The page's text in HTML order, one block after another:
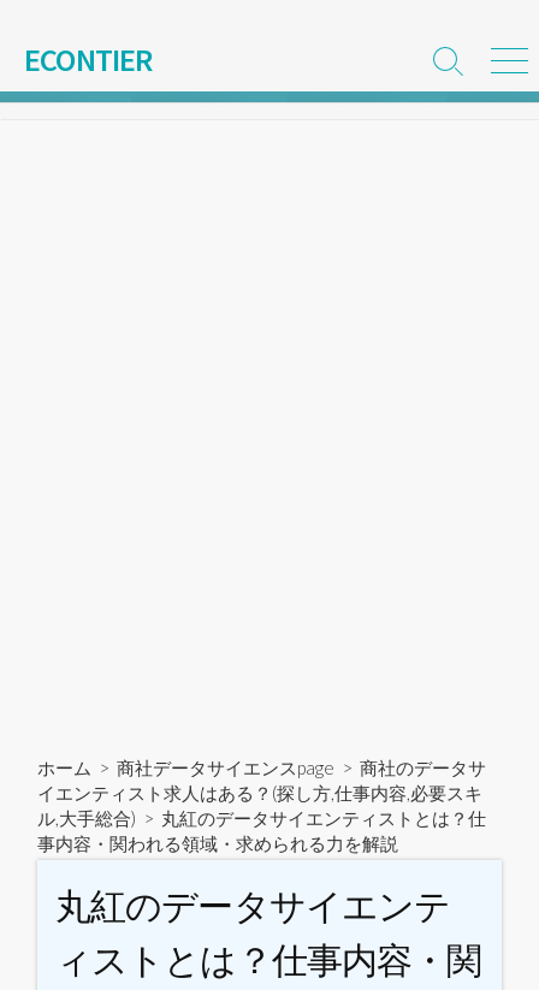
ン
ECONTIER
検
索
メ
ニ
ホーム > 商社データサイエンスpage > 商社のデータサ
イエンティスト求人はある？(探し方,仕事内容,必要スキ
ル,大手総合) > 丸紅のデータサイエンティストとは？仕
事内容・関われる領域・求められる力を解説
丸紅のデータサイエンテ
ィストとは？仕事内容・関